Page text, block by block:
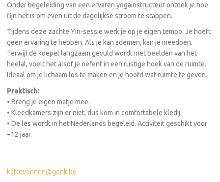
Onder begeleiding van een ervaren yogainstructeur ontdek je hoe
fijn het is om even uit de dagelijkse stroom te stappen.
Tijdens deze zachte Yin-sessie werk je op je eigen tempo. Je hoeft
geen ervaring te hebben. Als je kan ademen, kan je meedoen.
Terwijl de koepel langzaam gevuld wordt met beelden van het
heelal, voelt het alsof je oefent in een rustige hoek van de ruimte.
Ideaal om je lichaam los te maken en je hoofd wat ruimte te geven.
Praktisch:
• Breng je eigen matje mee.
• Kleedkamers zijn er niet, dus kom in comfortabele kledij.
• De les wordt in het Nederlands begeleid. Activiteit geschikt voor
+12 jaar.
kattevennen@genk.be